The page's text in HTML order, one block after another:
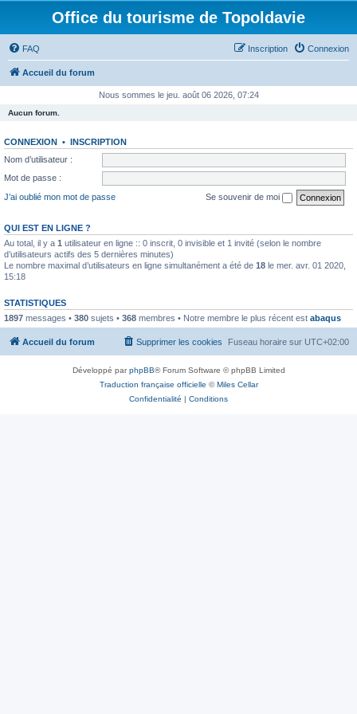
Office du tourisme de Topoldavie
FAQ Connexion
Inscription
Accueil du forum
Nous sommes le jeu. août 06 2026, 07:24
Aucun forum.
CONNEXION • INSCRIPTION
Nom d’utilisateur :
Mot de passe :
J’ai oublié mon mot de passe
Se souvenir de moi
QUI EST EN LIGNE ?
Au total, il y a 1 utilisateur en ligne :: 0 inscrit, 0 invisible et 1 invité (selon le nombre
d’utilisateurs actifs des 5 dernières minutes)
Le nombre maximal d’utilisateurs en ligne simultanément a été de 18 le mer. avr. 01 2020,
15:18
STATISTIQUES
1897 messages • 380 sujets • 368 membres • Notre membre le plus récent est abaqus
Accueil du forum Fuseau horaire sur UTC+02:00
Supprimer les cookies
Développé parphpBB® Forum Software © phpBB Limited
Traduction française officielle ©Miles Cellar
Confidentialité | Conditions